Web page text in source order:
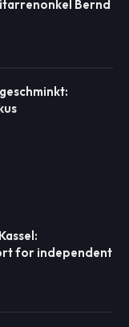
Bernd
for independent